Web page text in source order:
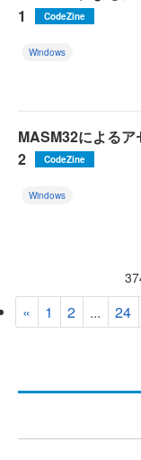
1
CodeZine
Windows
MASM32によるア
2
CodeZine
Windows
« 1 2 ... 24